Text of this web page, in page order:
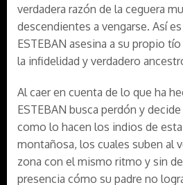
verdadera razón de la ceguera
descendientes a vengarse. Así
ESTEBAN asesina a su propio
la infidelidad y verdadero
Al caer en cuenta de lo que ha
ESTEBAN busca perdón y
como lo hacen los indios de
montañosa, los cuales suben al
zona con el mismo ritmo y sin
presencia cómo su padre no